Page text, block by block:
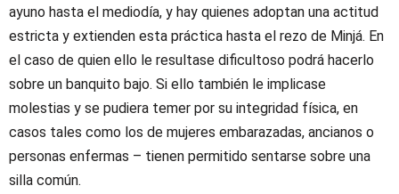
ayuno hasta el mediodía, y hay quienes adoptan una actitud
estricta y extienden esta práctica hasta el rezo de Minjá. En
el caso de quien ello le resultase dificultoso podrá hacerlo
sobre un banquito bajo. Si ello también le implicase
molestias y se pudiera temer por su integridad física, en
casos tales como los de mujeres embarazadas, ancianos o
personas enfermas – tienen permitido sentarse sobre una
silla común.